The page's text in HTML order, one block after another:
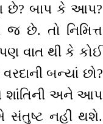
છે? બાપ કે આપ?
છે. તો નિમિત્ત
વાત થી કે કોઈ
બન્યાં છો?
શાંતિની અને આપ
સંતુષ્ટ નહીં થશે.